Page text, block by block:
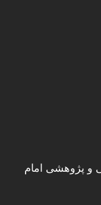
و پژوهشی امام